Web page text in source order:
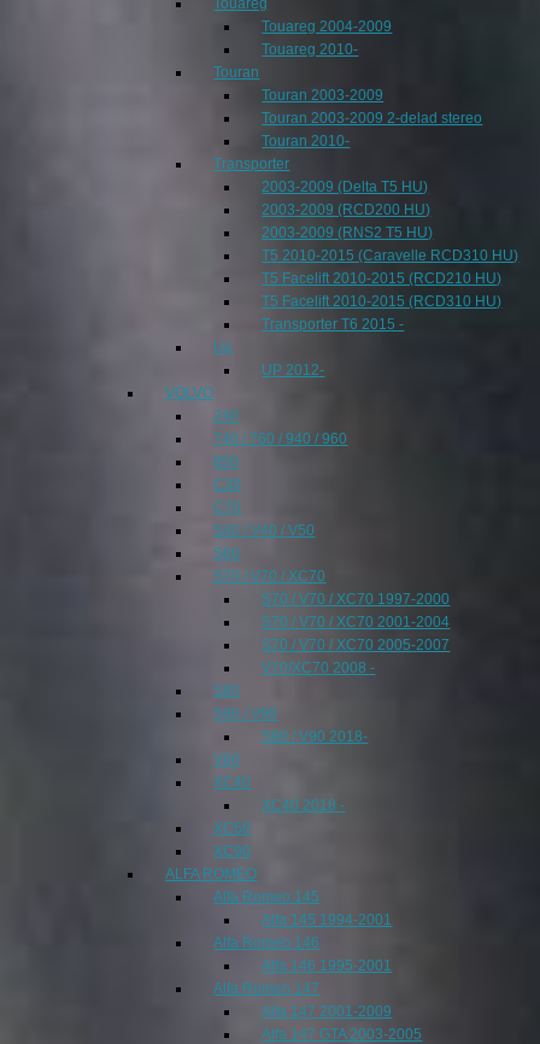
Touareg 2004-2009
Touareg 2010-
Touran
Touran 2003-2009
Touran 2003-2009 2-delad stereo
Touran 2010-
Transporter
2003-2009 (Delta T5 HU)
2003-2009 (RCD200 HU)
2003-2009 (RNS2 T5 HU)
T5 2010-2015 (Caravelle RCD310 HU)
T5 Facelift 2010-2015 (RCD210 HU)
T5 Facelift 2010-2015 (RCD310 HU)
Transporter T6 2015 -
Up
UP 2012-
VOLVO
240
740 / 760 / 940 / 960
850
C30
C70
S40 / V40 / V50
S60
S70 / V70 / XC70
S70 / V70 / XC70 1997-2000
S70 / V70 / XC70 2001-2004
S70 / V70 / XC70 2005-2007
V70/XC70 2008 -
S80
S90 / V90
S90 / V90 2018-
V60
XC40
XC40 2018 -
XC60
XC90
ALFA ROMEO
Alfa Romeo 145
Alfa 145 1994-2001
Alfa Romeo 146
Alfa 146 1995-2001
Alfa Romeo 147
Alfa 147 2001-2009
Alfa 147 GTA 2003-2005